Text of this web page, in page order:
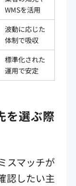
WMSを活用
波動に応じた
体制で吸収
標準化された
運用で安定
を選ぶ際
スマッチが
認したい主